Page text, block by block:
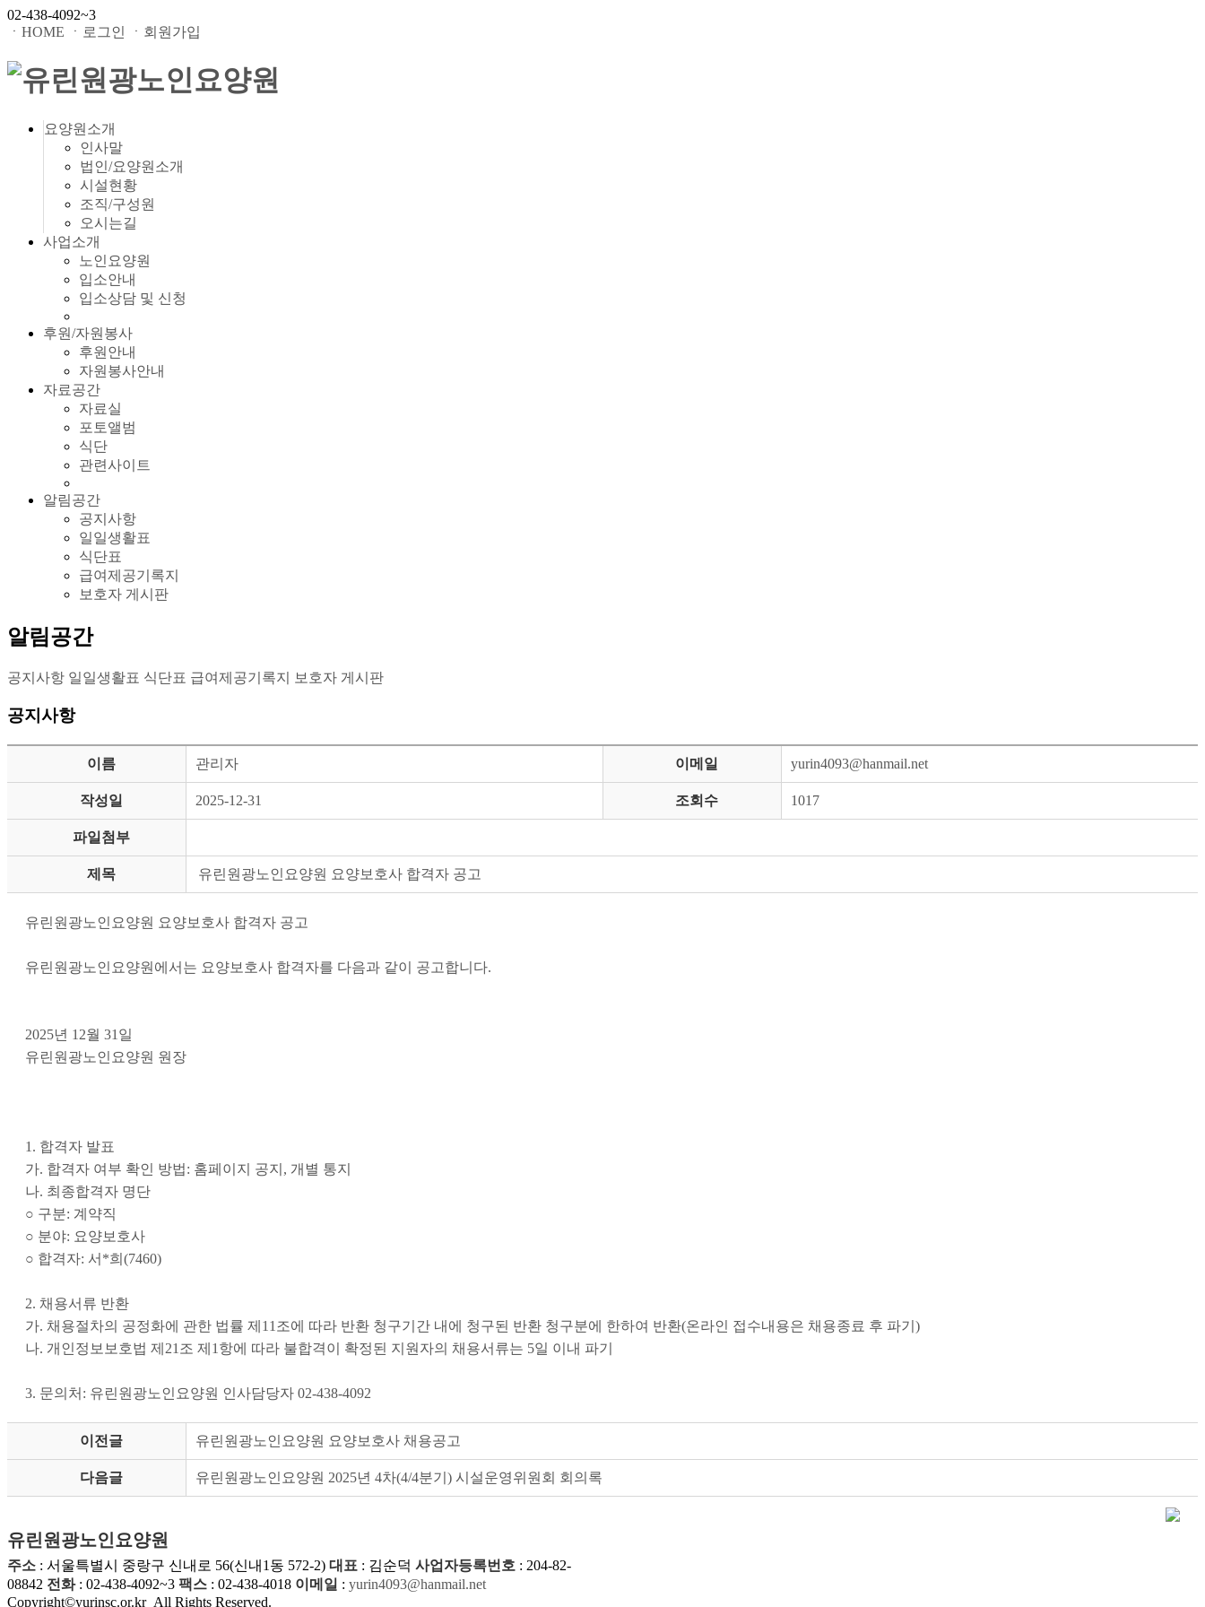
02-438-4092~3
ㆍHOME
ㆍ로그인 ㆍ회원가입
요양원소개
인사말
법인/요양원소개
시설현황
조직/구성원
오시는길
사업소개
노인요양원
입소안내
입소상담 및 신청
후원/자원봉사
후원안내
자원봉사안내
자료공간
자료실
포토앨범
식단
관련사이트
알림공간
공지사항
일일생활표
식단표
급여제공기록지
보호자 게시판
알림공간
공지사항 일일생활표 식단표 급여제공기록지 보호자 게시판
공지사항
이름 관리자 이메일 yurin4093@hanmail.net
작성일 2025-12-31 조회수 1017
파일첨부
제목 유린원광노인요양원 요양보호사 합격자 공고
유린원광노인요양원 요양보호사 합격자 공고
유린원광노인요양원에서는 요양보호사 합격자를 다음과 같이 공고합니다.
2025년 12월 31일
유린원광노인요양원 원장
1. 합격자 발표
가. 합격자 여부 확인 방법: 홈페이지 공지, 개별 통지
나. 최종합격자 명단
○ 구분: 계약직
○ 분야: 요양보호사
○ 합격자: 서*희(7460)
2. 채용서류 반환
가. 채용절차의 공정화에 관한 법률 제11조에 따라 반환 청구기간 내에 청구된 반환 청구분에 한하여 반환(온라인 접수내용은 채용종료 후 파기)
나. 개인정보보호법 제21조 제1항에 따라 불합격이 확정된 지원자의 채용서류는 5일 이내 파기
3. 문의처: 유린원광노인요양원 인사담당자 02-438-4092
이전글 유린원광노인요양원 요양보호사 채용공고
다음글 유린원광노인요양원 2025년 4차(4/4분기) 시설운영위원회 회의록
유린원광노인요양원
주소 : 서울특별시 중랑구 신내로 56(신내1동 572-2) 대표 : 김순덕 사업자등록번호 : 204-82-
08842 전화: 02-438-4092~3 팩스 : 02-438-4018 이메일 : yurin4093@hanmail.net
Copyright©yurinsc.or.kr All Rights Reserved.